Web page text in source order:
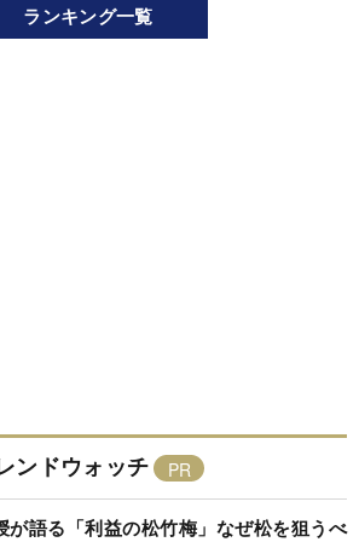
ランキング一覧
ンドウォッチ
が語る「利益の松竹梅」なぜ松を狙うべ